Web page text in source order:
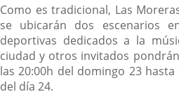
Como es tradicional, Las
se ubicarán dos escenarios
deportivas dedicados a la
ciudad y otros invitados
las 20:00h del domingo 23
del día 24.